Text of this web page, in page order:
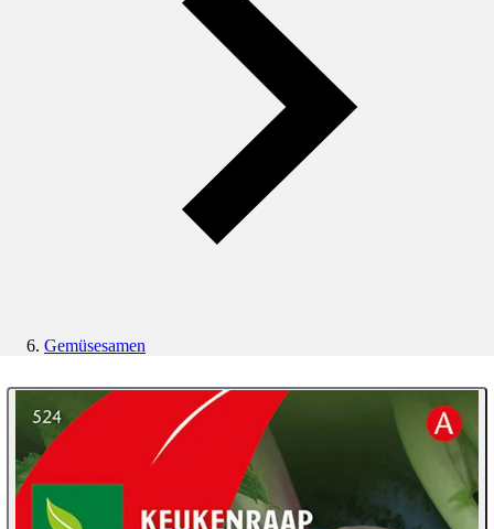
Gemüsesamen